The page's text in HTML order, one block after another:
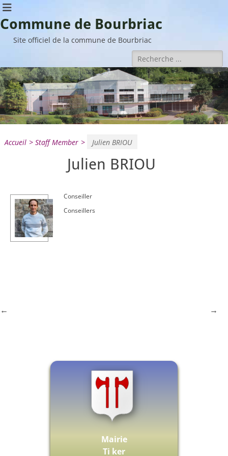
Commune de Bourbriac
Site officiel de la commune de Bourbriac
Rechercher :
•••
Accueil > Staff Member > Julien BRIOU
Julien BRIOU
Conseiller
Conseillers
← →
Mairie
Ti ker